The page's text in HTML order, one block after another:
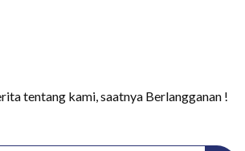
tentang kami, saatnya Berlangganan !